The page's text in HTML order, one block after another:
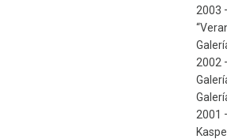
2003
2002
2001